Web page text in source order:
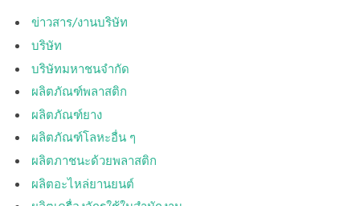
ข่าวสาร/งานบริษัท
บริษัท
บริษัทมหาชนจำกัด
ผลิตภัณฑ์พลาสติก
ผลิตภัณฑ์ยาง
ผลิตภัณฑ์โลหะอื่น ๆ
ผลิตภาชนะด้วยพลาสติก
ผลิตอะไหล่ยานยนต์